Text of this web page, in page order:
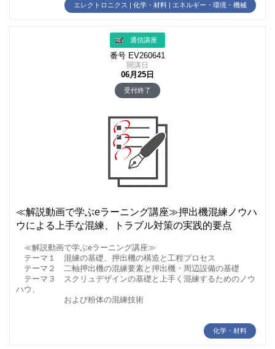
エレクトロニクス | 化学・材料 | エネルギー・環境・機械
通信講座
番号 EV260641
開講日
06月25日
受付終了
≪解説動画で学ぶeラーニング講座≫押出機混練ノウハ
ウによる上手な混練、トラブル対策の実践的要点
≪解説動画で学ぶeラーニング講座≫
テーマ１ 混練の基礎、押出機の構造と工程プロセス
テーマ２ 二軸押出機の混練要素と押出機・周辺設備の基礎
テーマ３ スクリュデザインの基礎と上手く混練するためのノウ
ハウ、
および粉体の混練技術
化学・材料